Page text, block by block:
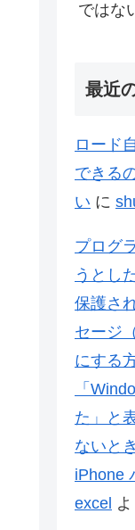
ではな
最近
ロード
できる
い に
プログ
うとし
保護さ
セージ
にする
「
た」と
ないと
iPhone
excel よ